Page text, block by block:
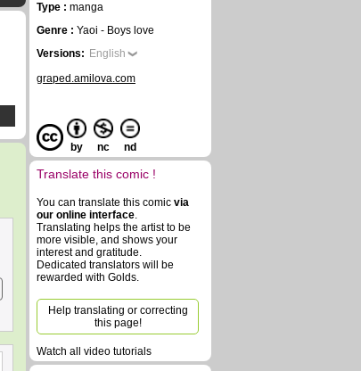
Type : manga
Genre : Yaoi - Boys love
Versions: English
graped.amilova.com
by nc nd
Translate this comic !
You can translate this comic via
our online interface.
Translating helps the artist to be
more visible, and shows your
interest and gratitude.
Dedicated translators will be
rewarded with Golds.
Help translating or correcting
this page!
Watch all video tutorials